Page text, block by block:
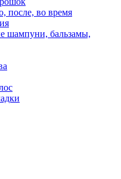
после, во время
шампуни, бальзамы,